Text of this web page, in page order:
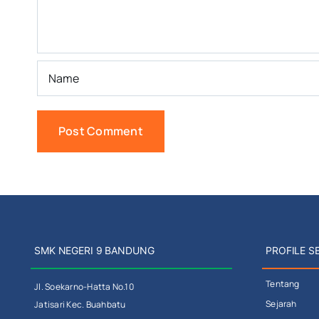
SMK NEGERI 9 BANDUNG
Jl. Soekarno-Hatta No.10
Jatisari Kec. Buahbatu
PROFILE
Tentang
Sejarah